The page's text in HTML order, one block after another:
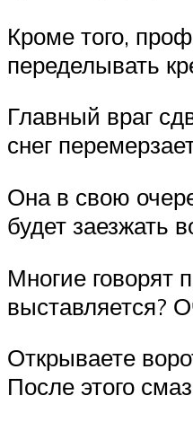
Кроме того,
переделывать
Главный враг
снег
Она в свою
будет заезжать
Многие говорят
выставляется?
Открываете
После этого